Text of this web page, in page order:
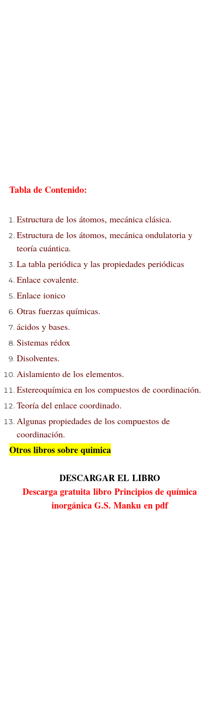
Tabla de Contenido:
Estructura de los átomos, mecánica clásica.
Estructura de los átomos, mecánica ondulatoria y
teoría cuántica.
La tabla periódica y las propiedades periódicas
Enlace covalente.
Enlace ionico
Otras fuerzas químicas.
ácidos y bases.
Sistemas rédox
Disolventes.
Aislamiento de los elementos.
Estereoquímica en los compuestos de coordinación.
Teoría del enlace coordinado.
Algunas propiedades de los compuestos de
coordinación.
Otros libros sobre quimica
DESCARGAR ELLIBRO
Descarga gratuitalibro Principios de química
inorgánica G.S. Manku en pdf